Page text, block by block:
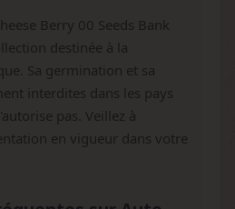
Berry 00 Seeds Bank
destinée à la
Sa germination et sa
interdites dans les pays
pas. Veillez à
en vigueur dans votre